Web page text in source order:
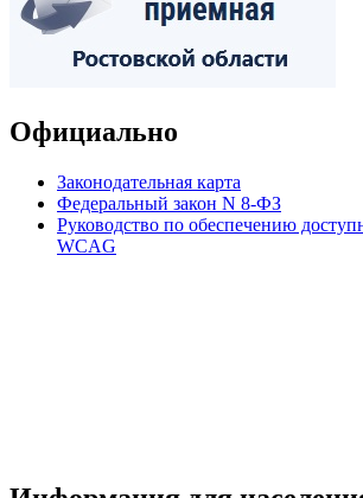
Официально
Законодательная карта
Федеральный закон N 8-ФЗ
Руководство по обеспечению
WCAG